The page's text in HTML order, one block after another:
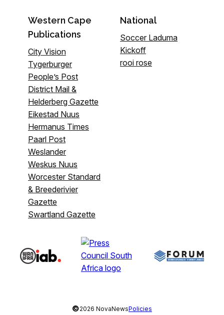
Western Cape
Publications
City Vision
Tygerburger
People’s Post
District Mail &
Helderberg Gazette
Eikestad Nuus
Hermanus Times
Paarl Post
Weslander
Weskus Nuus
Worcester Standard
& Breederivier
Gazette
Swartland Gazette
National
Soccer Laduma
Kickoff
rooi rose
©2026 NovaNewsPolicies